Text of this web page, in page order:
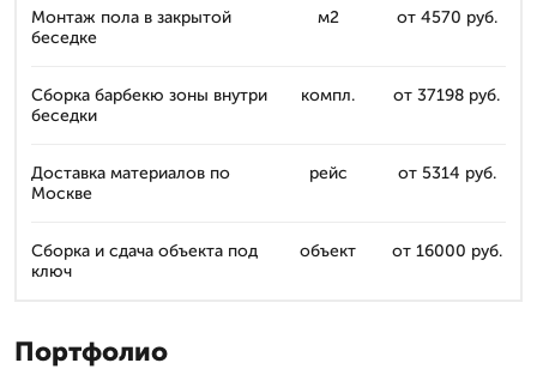
Монтаж пола в закрытой
беседке
м2 от 4570 руб.
Сборка барбекю зоны внутри
беседки
компл. от 37198 руб.
Доставка материалов по
Москве
рейс от 5314 руб.
Сборка и сдача объекта под
ключ
объект от 16000 руб.
Портфолио